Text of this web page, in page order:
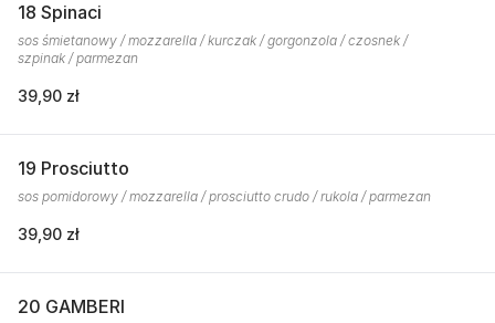
18 Spinaci
sos śmietanowy / mozzarella / kurczak / gorgonzola / czosnek /
szpinak / parmezan
39,90 zł
19 Prosciutto
sos pomidorowy / mozzarella / prosciutto crudo / rukola / parmezan
39,90 zł
20 GAMBERI